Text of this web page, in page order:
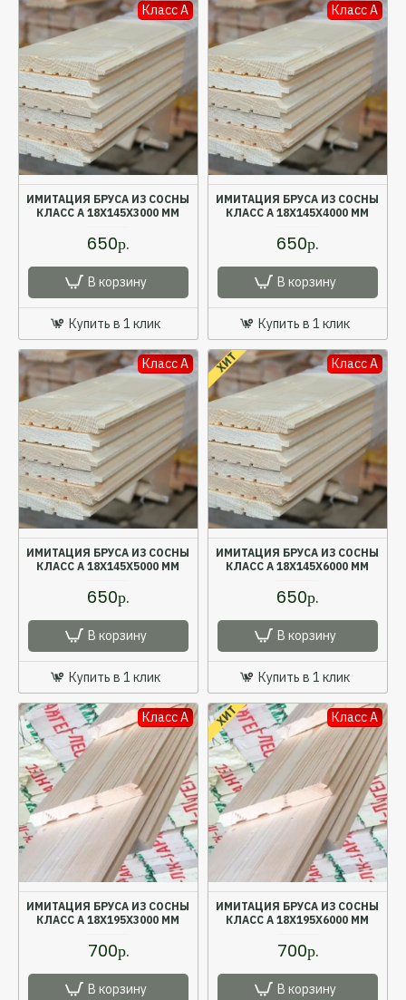
Класс A
ИМИТАЦИЯ БРУСА ИЗ СОСНЫ
КЛАСС А 18X145X3000 ММ
650р.
В корзину
Купить в 1 клик
Класс A
ИМИТАЦИЯ БРУСА ИЗ СОСНЫ
КЛАСС А 18X145X4000 ММ
650р.
В корзину
Купить в 1 клик
Класс A
ИМИТАЦИЯ БРУСА ИЗ СОСНЫ
КЛАСС А 18X145X5000 ММ
650р.
В корзину
Купить в 1 клик
ХИТ Класс A
ИМИТАЦИЯ БРУСА ИЗ СОСНЫ
КЛАСС А 18X145X6000 ММ
650р.
В корзину
Купить в 1 клик
Класс A
ИМИТАЦИЯ БРУСА ИЗ СОСНЫ
КЛАСС А 18X195X3000 ММ
700р.
В корзину
ХИТ Класс A
ИМИТАЦИЯ БРУСА ИЗ СОСНЫ
КЛАСС А 18X195X6000 ММ
700р.
В корзину